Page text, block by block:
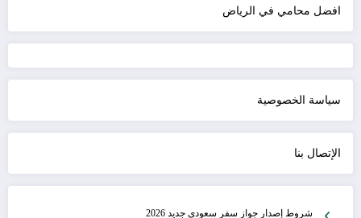
افضل محامي في الرياض
سياسة الخصوصية
الإتصال بنا
شروط إصدار جواز سفر سعودي جديد 2026